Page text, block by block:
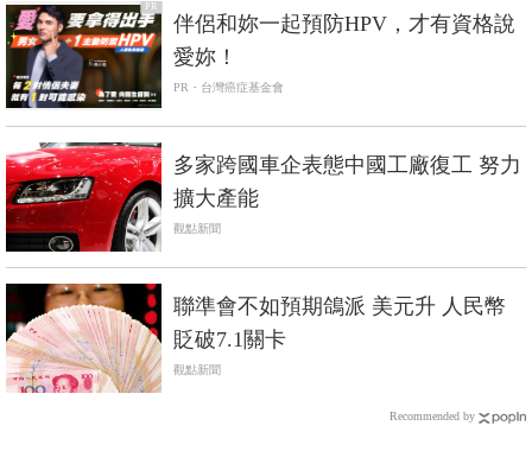
PR
伴侶和妳一起預防HPV，才有資格說
愛妳！
PR・台灣癌症基金會
多家跨國車企表態中國工廠復工 努力
擴大產能
觀點新聞
聯準會不如預期鴿派 美元升 人民幣
貶破7.1關卡
觀點新聞
Recommended by